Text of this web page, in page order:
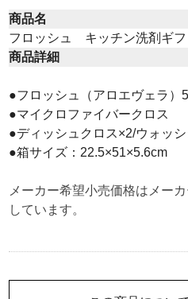
商品名
フロッシュ キッチン洗剤ギフ
商品詳細
●フロッシュ（アロエヴェラ）
●マイクロファイバークロス
●ディッシュクロス×2/ウォッ
●箱サイズ：22.5×51×5.6cm
メーカー希望小売価格はメー
しています。